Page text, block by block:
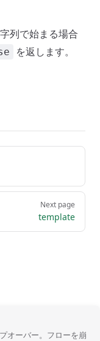
列で始まる場合
を返します。
Next page
template
オーバー。フローを崩